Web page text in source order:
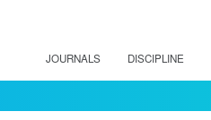
JOURNALS DISCIPLINE